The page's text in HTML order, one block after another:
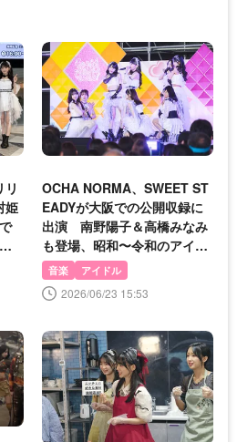
姫
OCHA NORMA、SWEET ST
EADYが大阪での公開収録に
出演 南野陽子＆高橋みなみ
も登場、昭和〜令和のアイド
ル史を辿る
音楽 アイドル
2026/06/23 15:53